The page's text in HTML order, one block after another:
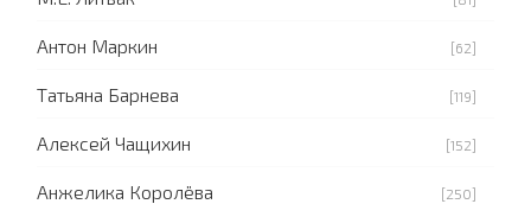
Антон Маркин [62]
Татьяна Барнева [119]
Алексей Чащихин [152]
Анжелика Королёва [250]